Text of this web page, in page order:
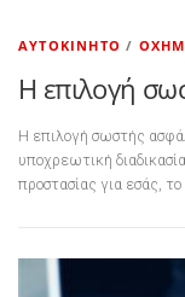
ΑΥΤΟΚΊΝΗΤΟ /
Η επιλογή
Η επιλογή σωστής
υποχρεωτική
προστασίας για εσάς,